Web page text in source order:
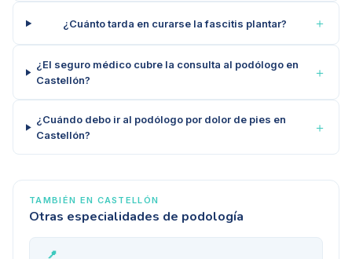
¿Cuánto tarda en curarse la fascitis plantar? ＋
¿El seguro médico cubre la consulta al podólogo en
Castellón?
＋
¿Cuándo debo ir al podólogo por dolor de pies en
Castellón?
＋
TAMBIÉN EN CASTELLÓN
Otras especialidades de podología